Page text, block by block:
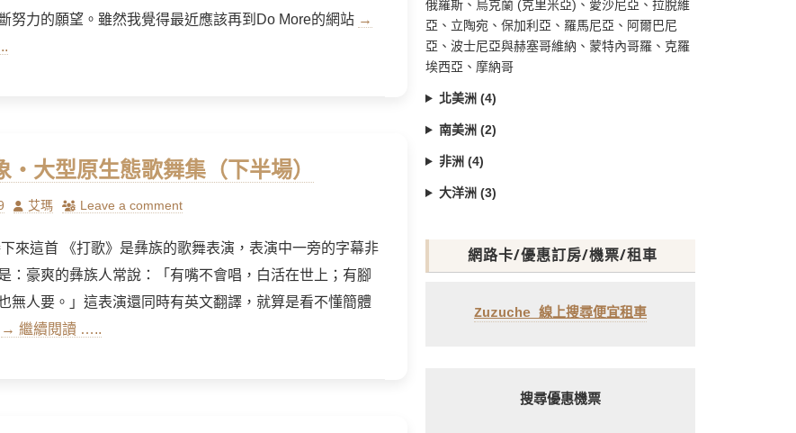
努力的願望。雖然我覺得最近應該再到Do More的網站 →
‧大型原生態歌舞集（下半場）
Author
艾瑪 Leave a comment
下來這首 《打歌》是彝族的歌舞表演，表演中一旁的字幕非
：豪爽的彝族人常說：「有嘴不會唱，白活在世上；有腳
無人要。」這表演還同時有英文翻譯，就算是看不懂簡體
→ 繼續閱讀 …..
俄羅斯、烏克蘭 (克里米亞)、愛沙尼亞、拉脫維
亞、立陶宛、保加利亞、羅馬尼亞、阿爾巴尼
亞、波士尼亞與赫塞哥維納、蒙特內哥羅、克羅
埃西亞、摩納哥
北美洲 (4)
南美洲 (2)
非洲 (4)
大洋洲 (3)
網路卡/優惠訂房/機票/租車
Zuzuche 線上搜尋便宜租車
搜尋優惠機票